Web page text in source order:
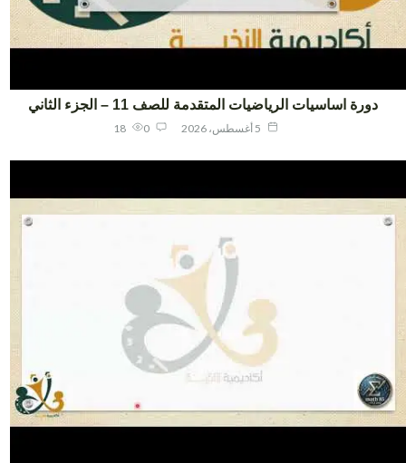
دورة اساسيات الرياضيات المتقدمة للصف 11 – الجزء الثاني
18